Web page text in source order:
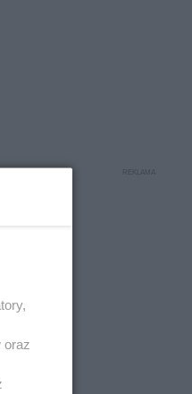
oraz